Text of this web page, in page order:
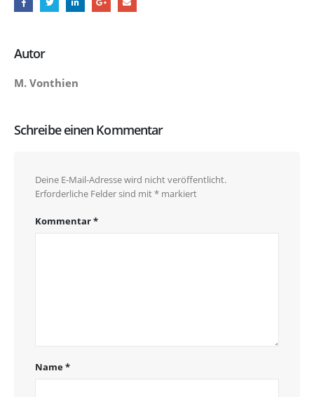
Autor
M. Vonthien
Schreibe einen Kommentar
Deine E-Mail-Adresse wird nicht veröffentlicht.
Erforderliche Felder sind mit* markiert
Kommentar*
Name*